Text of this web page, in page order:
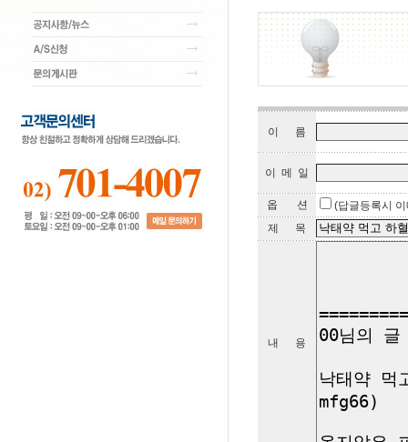
이 름
이 메 일
옵 션
(답글등록시
제 목
내 용